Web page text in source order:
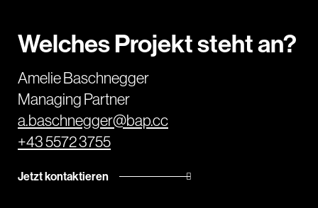
Welches Projekt steht an?
Amelie Baschnegger
Managing Partner
a.baschnegger@bap.cc
+43 5572 3755
Jetzt kontaktieren